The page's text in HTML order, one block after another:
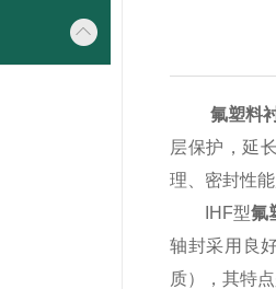
氟塑料
层保护，延
理、密封性
IHF型氟
轴封采用良
质），其特